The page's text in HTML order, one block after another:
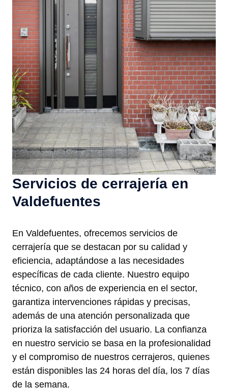
Servicios de cerrajería en
Valdefuentes
En Valdefuentes, ofrecemos servicios de
cerrajería que se destacan por su calidad y
eficiencia, adaptándose a las necesidades
específicas de cada cliente. Nuestro equipo
técnico, con años de experiencia en el sector,
garantiza intervenciones rápidas y precisas,
además de una atención personalizada que
prioriza la satisfacción del usuario. La confianza
en nuestro servicio se basa en la profesionalidad
y el compromiso de nuestros cerrajeros, quienes
están disponibles las 24 horas del día, los 7 días
de la semana.